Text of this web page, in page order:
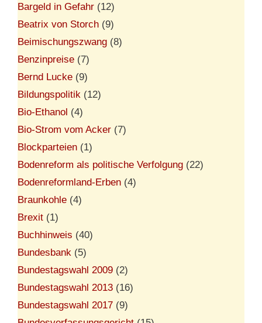
Bargeld in Gefahr (12)
Beatrix von Storch (9)
Beimischungszwang (8)
Benzinpreise (7)
Bernd Lucke (9)
Bildungspolitik (12)
Bio-Ethanol (4)
Bio-Strom vom Acker (7)
Blockparteien (1)
Bodenreform als politische Verfolgung (22)
Bodenreformland-Erben (4)
Braunkohle (4)
Brexit (1)
Buchhinweis (40)
Bundesbank (5)
Bundestagswahl 2009 (2)
Bundestagswahl 2013 (16)
Bundestagswahl 2017 (9)